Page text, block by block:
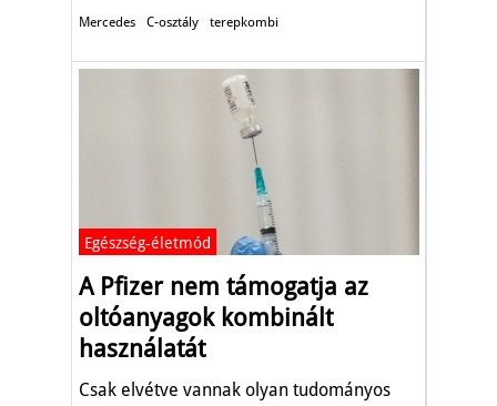
Mercedes C-osztály terepkombi
Egészség-életmód
A Pfizer nem támogatja az
oltóanyagok kombinált
használatát
Csak elvétve vannak olyan tudományos